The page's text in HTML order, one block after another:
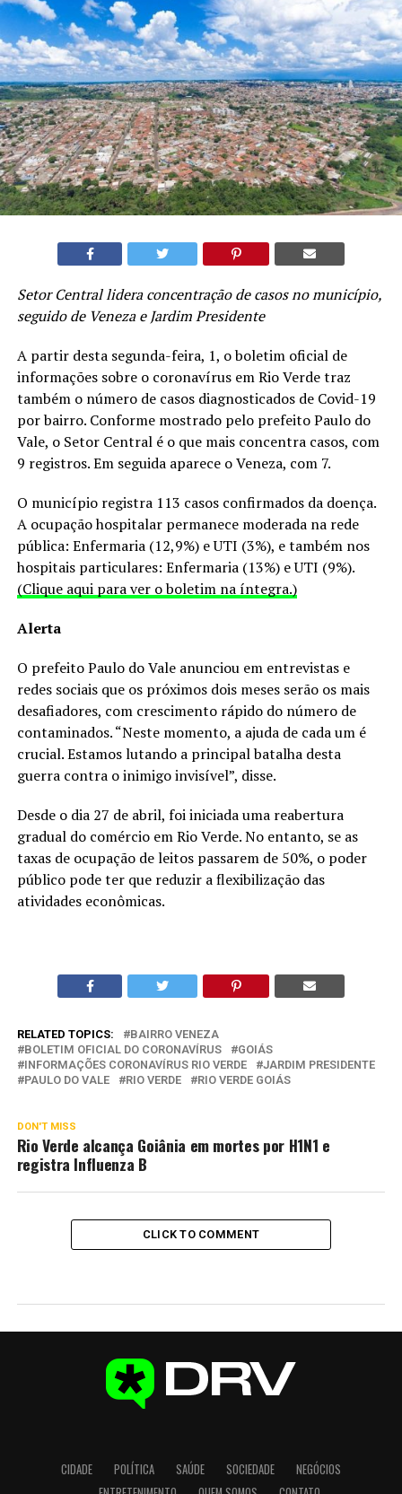
Setor Central lidera concentração de casos no município,
seguido de Veneza e Jardim Presidente
A partir desta segunda-feira, 1, o boletim oficial de
informações sobre o coronavírus em Rio Verde traz
também o número de casos diagnosticados de Covid-19
por bairro. Conforme mostrado pelo prefeito Paulo do
Vale, o Setor Central é o que mais concentra casos, com
9 registros. Em seguida aparece o Veneza, com 7.
O município registra 113 casos confirmados da doença.
A ocupação hospitalar permanece moderada na rede
pública: Enfermaria (12,9%) e UTI (3%), e também nos
hospitais particulares: Enfermaria (13%) e UTI (9%).
(Clique aqui para ver o boletim na íntegra.)
Alerta
O prefeito Paulo do Vale anunciou em entrevistas e
redes sociais que os próximos dois meses serão os mais
desafiadores, com crescimento rápido do número de
contaminados. “Neste momento, a ajuda de cada um é
crucial. Estamos lutando a principal batalha desta
guerra contra o inimigo invisível”, disse.
Desde o dia 27 de abril, foi iniciada uma reabertura
gradual do comércio em Rio Verde. No entanto, se as
taxas de ocupação de leitos passarem de 50%, o poder
público pode ter que reduzir a flexibilização das
atividades econômicas.
RELATED TOPICS:
BAIRRO VENEZA
BOLETIM OFICIAL DO CORONAVÍRUS
GOIÁS
INFORMAÇÕES CORONAVÍRUS RIO VERDE
JARDIM PRESIDENTE
PAULO DO VALE
RIO VERDE RIO VERDE GOIÁS
DON'T MISS
Rio Verde alcança Goiânia em mortes por H1N1 e
registra Influenza B
CLICK TO COMMENT
CIDADE POLÍTICA SAÚDE SOCIEDADE
NEGÓCIOS